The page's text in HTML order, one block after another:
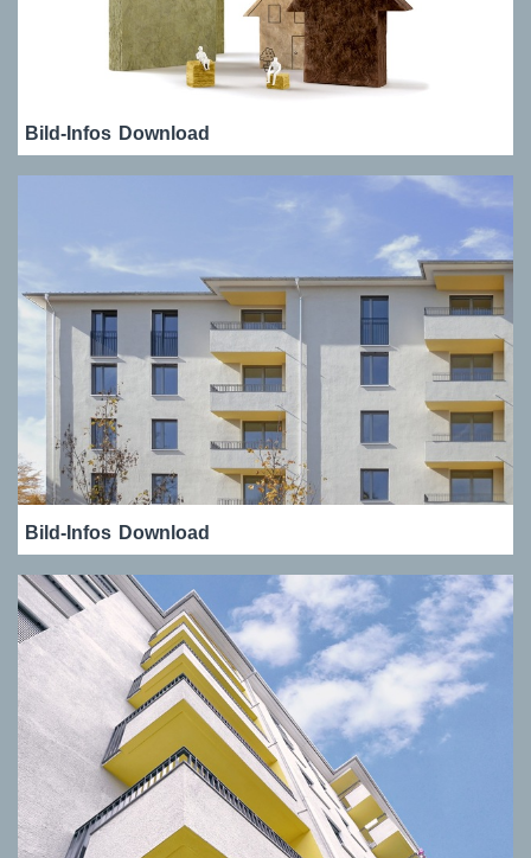
Bild-Infos Download
Bild-Infos Download